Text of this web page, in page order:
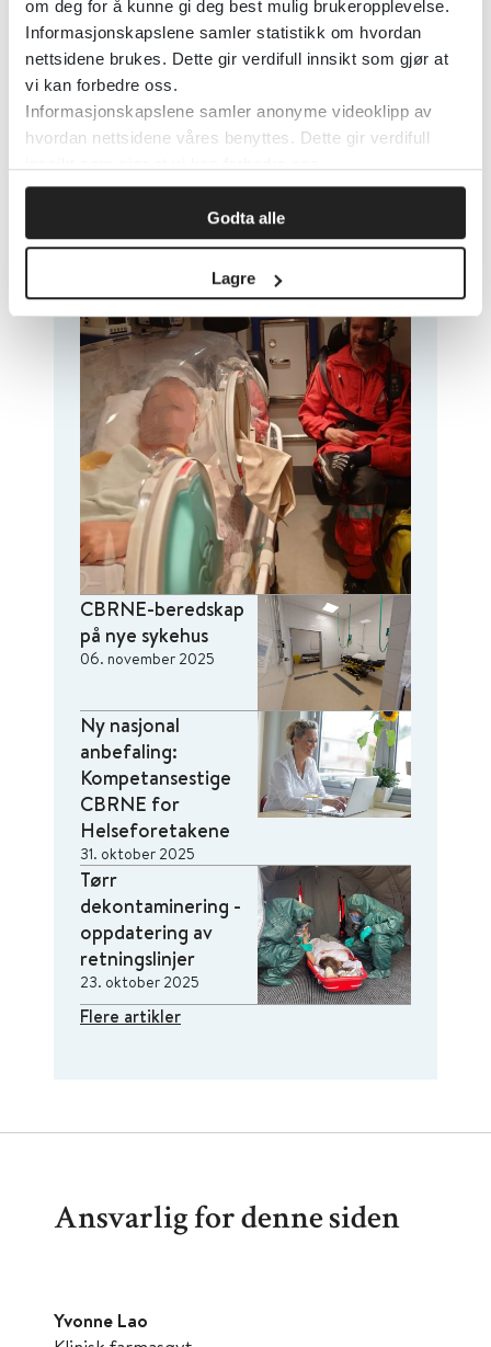
om deg for å kunne gi deg best mulig brukeropplevelse.
Informasjonskapslene samler statistikk om hvordan
nettsidene brukes. Dette gir verdifull innsikt som gjør at
vi kan forbedre oss.
Informasjonskapslene samler anonyme videoklipp av
hvordan nettsidene våres benyttes. Dette gir verdifull
Godta alle
Lagre
Faglige råd til sykehus
om håndtering av
ebolasykdom
29. mai 2026
CBRNE-beredskap
på nye sykehus
06. november 2025
Ny nasjonal
anbefaling:
Kompetansestige
CBRNE for
Helseforetakene
31. oktober 2025
Tørr
dekontaminering -
oppdatering av
retningslinjer
23. oktober 2025
Flere artikler
Ansvarlig for denne siden
Yvonne Lao